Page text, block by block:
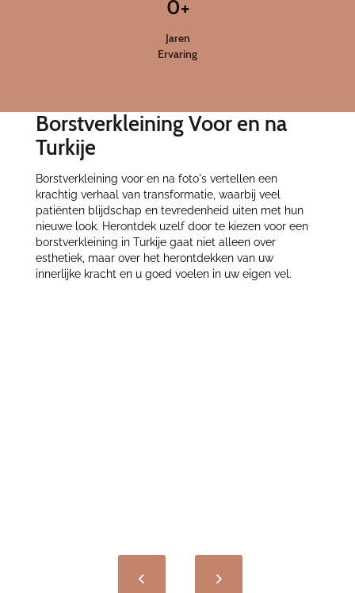
0+
Jaren
Ervaring
Borstverkleining Voor en na
Turkije
Borstverkleining voor en na foto's vertellen een
krachtig verhaal van transformatie, waarbij veel
patiënten blijdschap en tevredenheid uiten met hun
nieuwe look. Herontdek uzelf door te kiezen voor een
borstverkleining in Turkije gaat niet alleen over
esthetiek, maar over het herontdekken van uw
innerlijke kracht en u goed voelen in uw eigen vel.